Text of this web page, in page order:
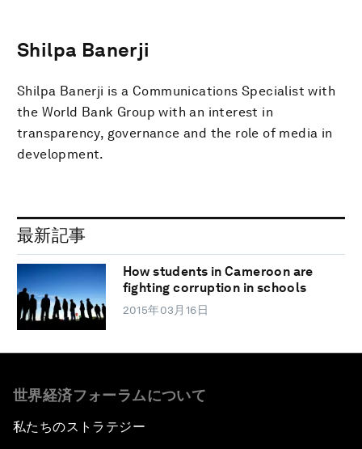
Shilpa Banerji
Shilpa Banerji is a Communications Specialist with
the World Bank Group with an interest in
transparency, governance and the role of media in
development.
最新記事
How students in Cameroon are
fighting corruption in schools
2015年03月16日
世界経済フォーラムについて
私たちのストラテジー